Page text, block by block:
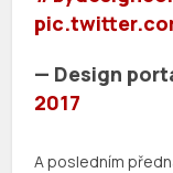
— Design
2017
A posledním